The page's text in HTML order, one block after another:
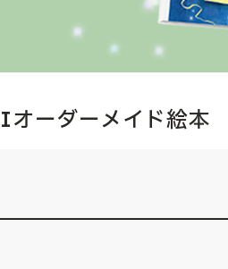
ーダーメイド絵本